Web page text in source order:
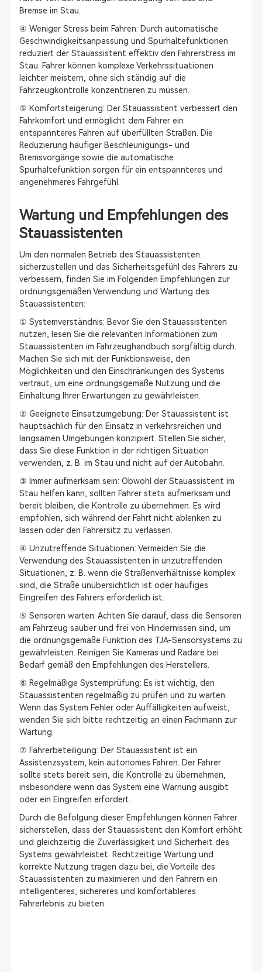
Bremse im Stau.
④ Weniger Stress beim Fahren: Durch automatische
Geschwindigkeitsanpassung und Spurhaltefunktionen
reduziert der Stauassistent effektiv den Fahrerstress im
Stau. Fahrer können komplexe Verkehrssituationen
leichter meistern, ohne sich ständig auf die
Fahrzeugkontrolle konzentrieren zu müssen.
⑤ Komfortsteigerung: Der Stauassistent verbessert den
Fahrkomfort und ermöglicht dem Fahrer ein
entspannteres Fahren auf überfüllten Straßen. Die
Reduzierung häufiger Beschleunigungs- und
Bremsvorgänge sowie die automatische
Spurhaltefunktion sorgen für ein entspannteres und
angenehmeres Fahrgefühl.
Wartung und Empfehlungen des
Stauassistenten
Um den normalen Betrieb des Stauassistenten
sicherzustellen und das Sicherheitsgefühl des Fahrers zu
verbessern, finden Sie im Folgenden Empfehlungen zur
ordnungsgemäßen Verwendung und Wartung des
Stauassistenten:
① Systemverständnis: Bevor Sie den Stauassistenten
nutzen, lesen Sie die relevanten Informationen zum
Stauassistenten im Fahrzeughandbuch sorgfältig durch.
Machen Sie sich mit der Funktionsweise, den
Möglichkeiten und den Einschränkungen des Systems
vertraut, um eine ordnungsgemäße Nutzung und die
Einhaltung Ihrer Erwartungen zu gewährleisten.
② Geeignete Einsatzumgebung: Der Stauassistent ist
hauptsächlich für den Einsatz in verkehrsreichen und
langsamen Umgebungen konzipiert. Stellen Sie sicher,
dass Sie diese Funktion in der richtigen Situation
verwenden, z. B. im Stau und nicht auf der Autobahn.
③ Immer aufmerksam sein: Obwohl der Stauassistent im
Stau helfen kann, sollten Fahrer stets aufmerksam und
bereit bleiben, die Kontrolle zu übernehmen. Es wird
empfohlen, sich während der Fahrt nicht ablenken zu
lassen oder den Fahrersitz zu verlassen.
④ Unzutreffende Situationen: Vermeiden Sie die
Verwendung des Stauassistenten in unzutreffenden
Situationen, z. B. wenn die Straßenverhältnisse komplex
sind, die Straße unübersichtlich ist oder häufiges
Eingreifen des Fahrers erforderlich ist.
⑤ Sensoren warten: Achten Sie darauf, dass die Sensoren
am Fahrzeug sauber und frei von Hindernissen sind, um
die ordnungsgemäße Funktion des TJA-Sensorsystems zu
gewährleisten. Reinigen Sie Kameras und Radare bei
Bedarf gemäß den Empfehlungen des Herstellers.
⑥ Regelmäßige Systemprüfung: Es ist wichtig, den
Stauassistenten regelmäßig zu prüfen und zu warten.
Wenn das System Fehler oder Auffälligkeiten aufweist,
wenden Sie sich bitte rechtzeitig an einen Fachmann zur
Wartung.
⑦ Fahrerbeteiligung: Der Stauassistent ist ein
Assistenzsystem, kein autonomes Fahren. Der Fahrer
sollte stets bereit sein, die Kontrolle zu übernehmen,
insbesondere wenn das System eine Warnung ausgibt
oder ein Eingreifen erfordert.
Durch die Befolgung dieser Empfehlungen können Fahrer
sicherstellen, dass der Stauassistent den Komfort erhöht
und gleichzeitig die Zuverlässigkeit und Sicherheit des
Systems gewährleistet. Rechtzeitige Wartung und
korrekte Nutzung tragen dazu bei, die Vorteile des
Stauassistenten zu maximieren und den Fahrern ein
intelligenteres, sichereres und komfortableres
Fahrerlebnis zu bieten.